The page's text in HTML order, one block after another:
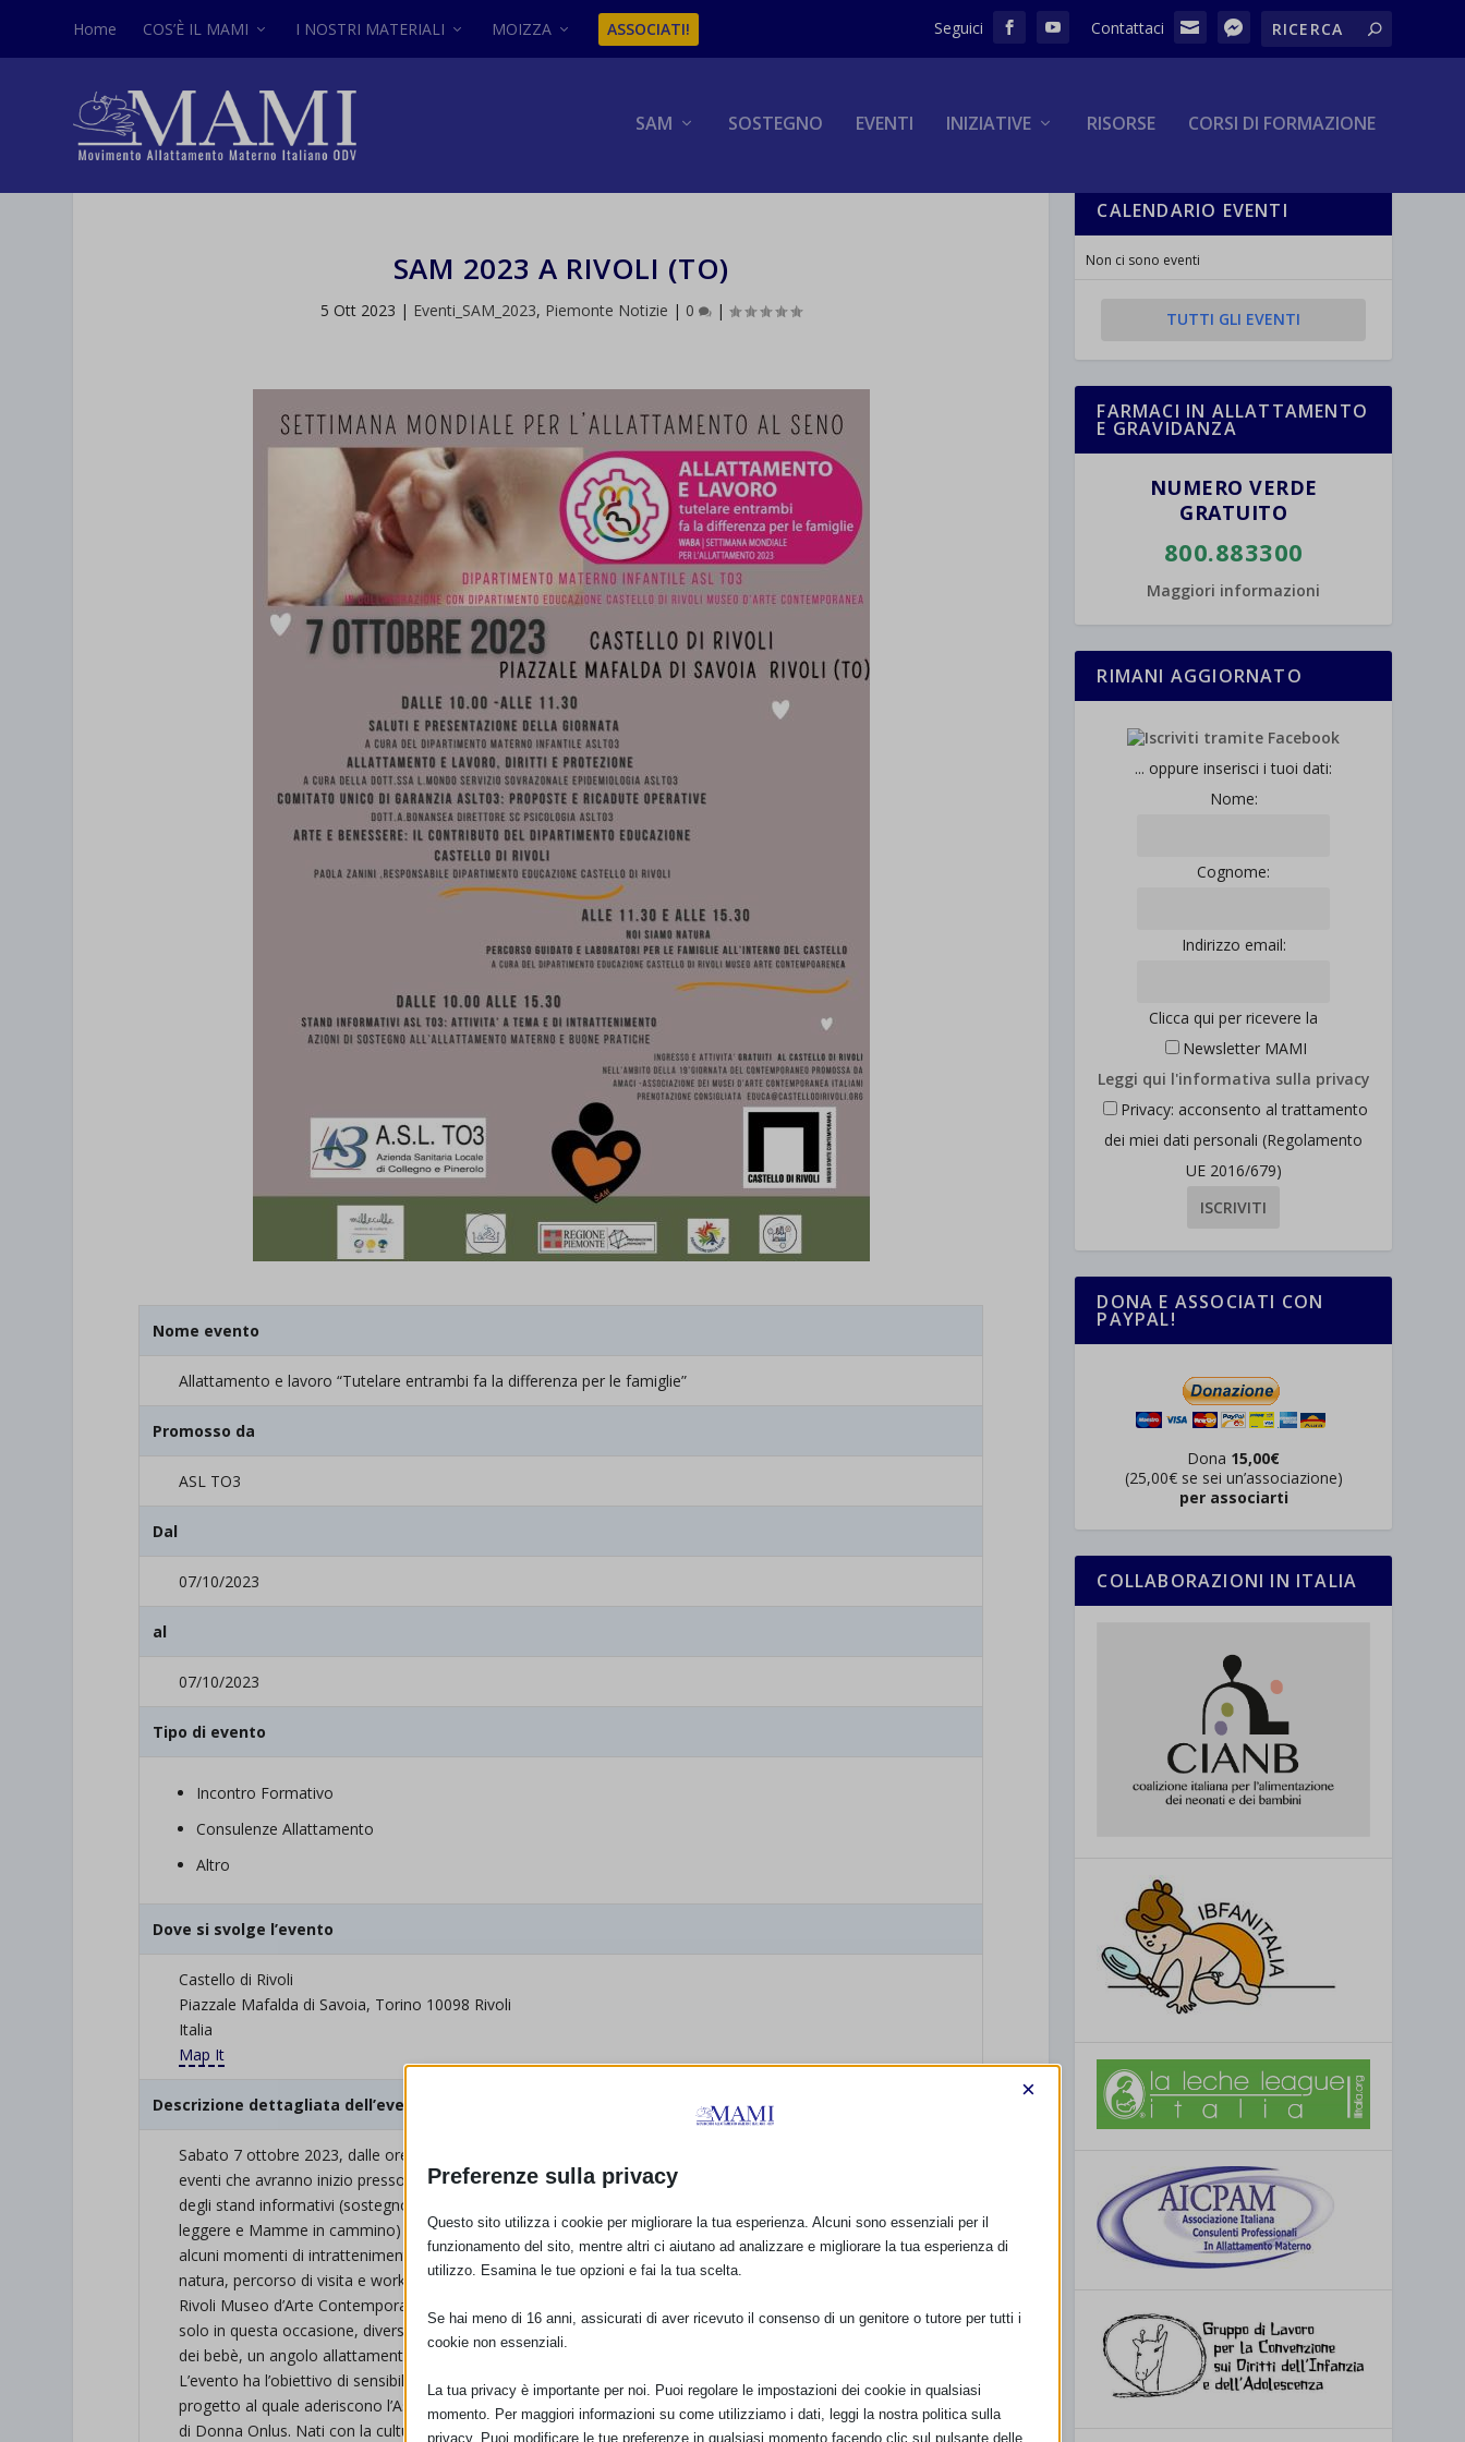
Home COS’È IL MAMI I NOSTRI MATERIALI MOIZZA ASSOCIATI!
SAM SOSTEGNO EVENTI INIZIATIVE RISORSE CORSI DI FORMAZIONE
SAM 2023 A RIVOLI (TO)
5 Ott 2023 | Eventi_SAM_2023, Piemonte Notizie | 0 |
Nome evento
Allattamento e lavoro “Tutelare entrambi fa la differenza per le famiglie”
Promosso da
ASL TO3
Dal
07/10/2023
al
07/10/2023
Tipo di evento
Incontro Formativo
Consulenze Allattamento
Altro
Dove si svolge l’evento
Castello di Rivoli
Piazzale Mafalda di Savoia, Torino 10098 Rivoli
Italia
Map It
Descrizione dettagliata dell’evento
Sabato 7 ottobre 2023, dalle ore 10.00 alle ore 16.30, l’appuntamento sarà al Castello di Rivoli, con una serie di
eventi che avranno inizio presso il Teatro del Castello, con la presentazione della manifestazione e l’apertura
degli stand informativi (sostegno allattamento materno, rientro al lavoro e allattamento, progetti Nati per
leggere e Mamme in cammino) che offriranno la possibilità di un confronto con i professionisti della salute ed
alcuni momenti di intrattenimento. Durante la mattinata e nel pomeriggio si potrà partecipare a Noi siamo
natura, percorso di visita e workshop per famiglie a cura del Dipartimento Educazione all’interno del Castello di
Rivoli Museo d’Arte Contemporanea. Il museo è inoltre “family and kids friendly” e mette a disposizione, non
solo in questa occasione, diverse proposte dedicate ai più piccoli e strutture con servizi attrezzati per il cambio
dei bebè, un angolo allattamento e, presso la caffetteria, scalda biberon e seggiolone.
L’evento ha l’obiettivo di sensibilizzare sul tema proposto dalla SAM 2023 e di promuovere Nati con la cultura
progetto al quale aderiscono l’AslTo3, il Dipartimento Educazione del Museo e la Fondazione Medicina a Misura
di Donna Onlus. Nati con la cultura prevede la distribuzione sul territorio della Regione Piemonte del
CALENDARIO EVENTI
Non ci sono eventi
TUTTI GLI EVENTI
FARMACI IN ALLATTAMENTO
E GRAVIDANZA
NUMERO VERDE
GRATUITO
800.883300
Maggiori informazioni
RIMANI AGGIORNATO
... oppure inserisci i tuoi dati:
Nome:
Cognome:
Indirizzo email:
Clicca qui per ricevere la
Newsletter MAMI
Leggi qui l'informativa sulla privacy
Privacy: acconsento al trattamento
dei miei dati personali (Regolamento
UE 2016/679)
DONA E ASSOCIATI CON
PAYPAL!
Dona 15,00€
(25,00€ se sei un’associazione)
per associarti
COLLABORAZIONI IN ITALIA
Preferenze sulla privacy
×
Questo sito utilizza i cookie per migliorare la tua esperienza. Alcuni sono essenziali per il
funzionamento del sito, mentre altri ci aiutano ad analizzare e migliorare la tua esperienza di
utilizzo. Esamina le tue opzioni e fai la tua scelta.
Se hai meno di 16 anni, assicurati di aver ricevuto il consenso di un genitore o tutore per tutti i
cookie non essenziali.
La tua privacy è importante per noi. Puoi regolare le impostazioni dei cookie in qualsiasi
momento. Per maggiori informazioni su come utilizziamo i dati, leggi la nostra politica sulla
privacy. Puoi modificare le tue preferenze in qualsiasi momento facendo clic sul pulsante delle